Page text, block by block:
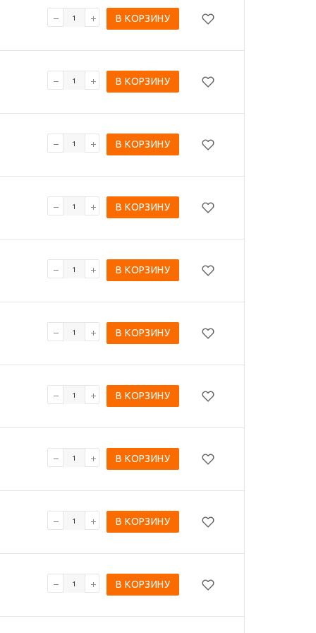
В КОРЗИНУ
В КОРЗИНУ
В КОРЗИНУ
В КОРЗИНУ
В КОРЗИНУ
В КОРЗИНУ
В КОРЗИНУ
В КОРЗИНУ
В КОРЗИНУ
В КОРЗИНУ